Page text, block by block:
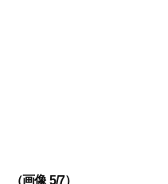
（画像 5/7）